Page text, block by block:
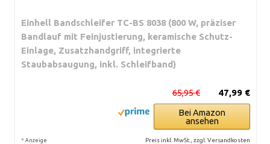
Einhell Bandschleifer TC-BS 8038 (800 W, präziser
Bandlauf mit Feinjustierung, keramische Schutz-
Einlage, Zusatzhandgriff, integrierte
Staubabsaugung, inkl. Schleifband)
47,99 €
65,95 €
Bei Amazon
ansehen
* Anzeige Preis inkl. MwSt., zzgl. Versandkosten